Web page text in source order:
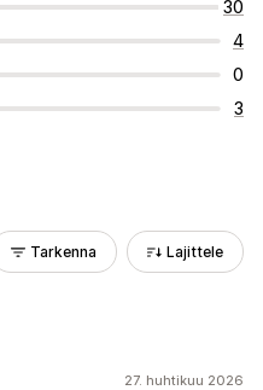
30
4
0
3
Tarkenna Lajittele
27. huhtikuu 2026